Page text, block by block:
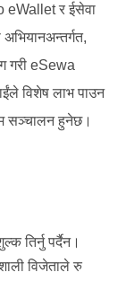
eWallet र ईसेवा
गरी eSewa
विशेष लाभ पाउन
सञ्चालन हुनेछ।
तिर्नु पर्दैन।
विजेताले रु